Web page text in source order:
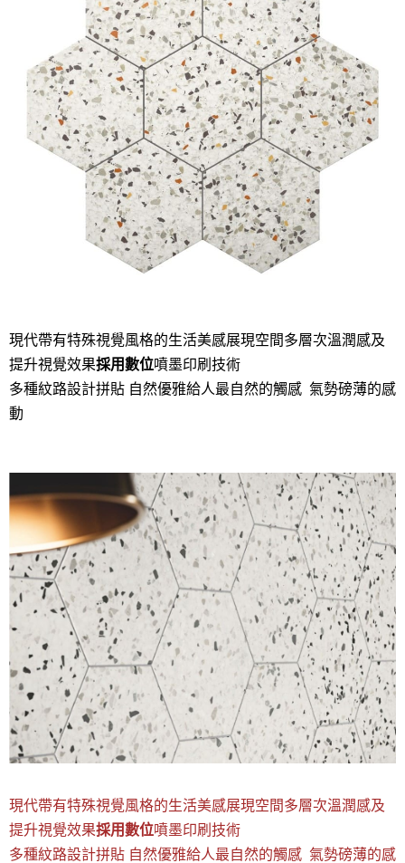
現代帶有特殊視覺風格的生活美感展現空間多層次溫潤感及
提升視覺效果採用數位噴墨印刷技術
多種紋路設計拼貼 自然優雅給人最自然的觸感 氣勢磅薄的感
動
現代帶有特殊視覺風格的生活美感展現空間多層次溫潤感及
提升視覺效果採用數位噴墨印刷技術
多種紋路設計拼貼 自然優雅給人最自然的觸感 氣勢磅薄的感